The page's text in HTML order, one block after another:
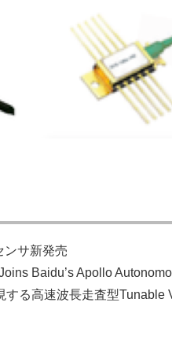
ンサ新発売
Baidu’s Apollo
する高速波長走査型Tunable